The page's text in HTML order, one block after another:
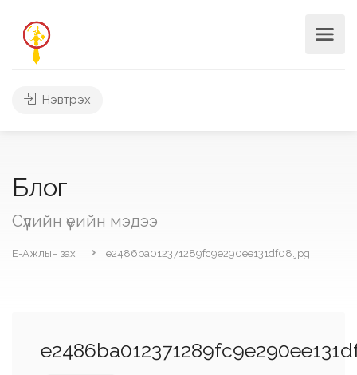
Нэвтрэх
Блог
Сүүлийн үеийн мэдээ
Е-Ажлын зах e2486ba012371289fc9e290ee131df08.jpg